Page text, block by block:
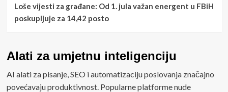
Loše vijesti za građane: Od 1. jula važan energent u FBiH
poskupljuje za 14,42 posto
Alati za umjetnu inteligenciju
AI alati za pisanje, SEO i automatizaciju poslovanja značajno
povećavaju produktivnost. Popularne platforme nude